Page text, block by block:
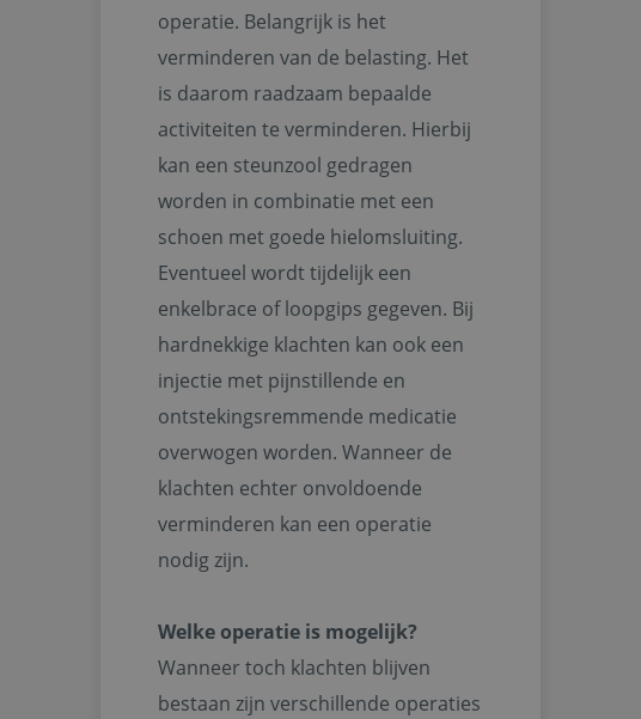
operatie. Belangrijk is het
verminderen van de belasting. Het
is daarom raadzaam bepaalde
activiteiten te verminderen. Hierbij
kan een steunzool gedragen
worden in combinatie met een
schoen met goede hielomsluiting.
Eventueel wordt tijdelijk een
enkelbrace of loopgips gegeven. Bij
hardnekkige klachten kan ook een
injectie met pijnstillende en
ontstekingsremmende medicatie
overwogen worden. Wanneer de
klachten echter onvoldoende
verminderen kan een operatie
nodig zijn.
Welke operatie is mogelijk?
Wanneer toch klachten blijven
bestaan zijn verschillende operaties